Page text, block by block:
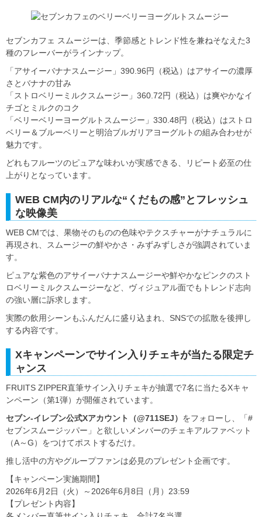
セブンカフェ スムージーは、季節感とトレンド性を兼ねそなえた3
種のフレーバーがラインナップ。
「アサイーバナナスムージー」390.96円（税込）はアサイーの濃厚
さとバナナの甘み
「ストロベリーミルクスムージー」360.72円（税込）は爽やかなイ
チゴとミルクのコク
「ベリーベリーヨーグルトスムージー」330.48円（税込）はストロ
ベリー＆ブルーベリーと明治ブルガリアヨーグルトの組み合わせが
魅力です。
どれもフルーツのピュアな味わいが実感できる、リピート必至の仕
上がりとなっています。
WEB CM内のリアルな“くだもの感”とフレッシュ
な映像美
WEB CMでは、果物そのものの色味やテクスチャーがナチュラルに
再現され、スムージーの鮮やかさ・みずみずしさが強調されていま
す。
ピュアな紫色のアサイーバナナスムージーや鮮やかなピンクのスト
ロベリーミルクスムージーなど、ヴィジュアル面でもトレンド志向
の強い層に訴求します。
実際の飲用シーンもふんだんに盛り込まれ、SNSでの拡散を後押し
する内容です。
Xキャンペーンでサイン入りチェキが当たる限定チ
ャンス
FRUITS ZIPPER直筆サイン入りチェキが抽選で7名に当たるXキャ
ンペーン（第1弾）が開催されています。
セブン‐イレブン公式Xアカウント（@711SEJ） をフォローし、「#
セブンスムージッパー」と欲しいメンバーのチェキアルファベット
（A～G）をつけてポストするだけ。
推し活中の方やグループファンは必見のプレゼント企画です。
【キャンペーン実施期間】
2026年6月2日（火）～2026年6月8日（月）23:59
【プレゼント内容】